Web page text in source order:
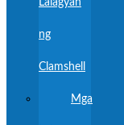
Lalagyan
ng
Clamshell
Mga